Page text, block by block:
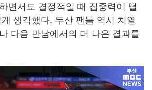
면서도 결정적일 때 집중력이 떨
생각했다. 두산 팬들 역시 치열
다음 만남에서의 더 나은 결과를